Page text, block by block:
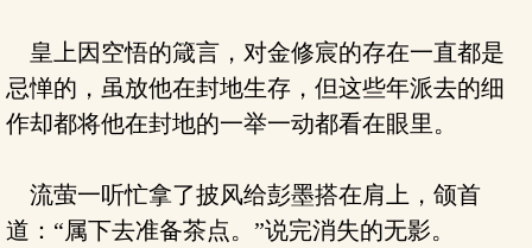
皇上因空悟的箴言，对金修宸的存在一直都是
忌惮的，虽放他在封地生存，但这些年派去的细
作却都将他在封地的一举一动都看在眼里。
流萤一听忙拿了披风给彭墨搭在肩上，颌首
道：“属下去准备茶点。”说完消失的无影。